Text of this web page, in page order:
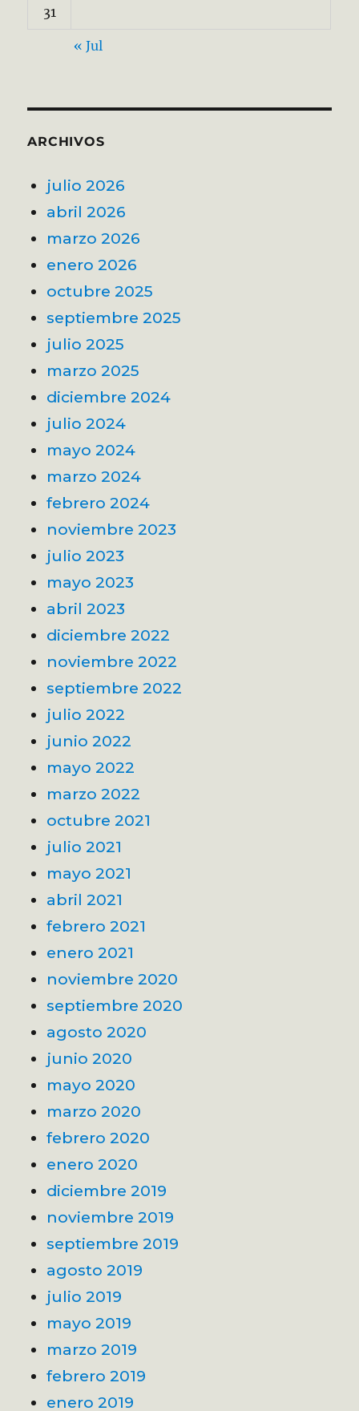
31
« Jul
ARCHIVOS
julio 2026
abril 2026
marzo 2026
enero 2026
octubre 2025
septiembre 2025
julio 2025
marzo 2025
diciembre 2024
julio 2024
mayo 2024
marzo 2024
febrero 2024
noviembre 2023
julio 2023
mayo 2023
abril 2023
diciembre 2022
noviembre 2022
septiembre 2022
julio 2022
junio 2022
mayo 2022
marzo 2022
octubre 2021
julio 2021
mayo 2021
abril 2021
febrero 2021
enero 2021
noviembre 2020
septiembre 2020
agosto 2020
junio 2020
mayo 2020
marzo 2020
febrero 2020
enero 2020
diciembre 2019
noviembre 2019
septiembre 2019
agosto 2019
julio 2019
mayo 2019
marzo 2019
febrero 2019
enero 2019